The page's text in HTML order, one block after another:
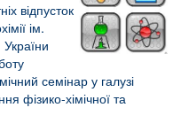
відпусток
ім.
семінар у галузі
фізико-хімічної та